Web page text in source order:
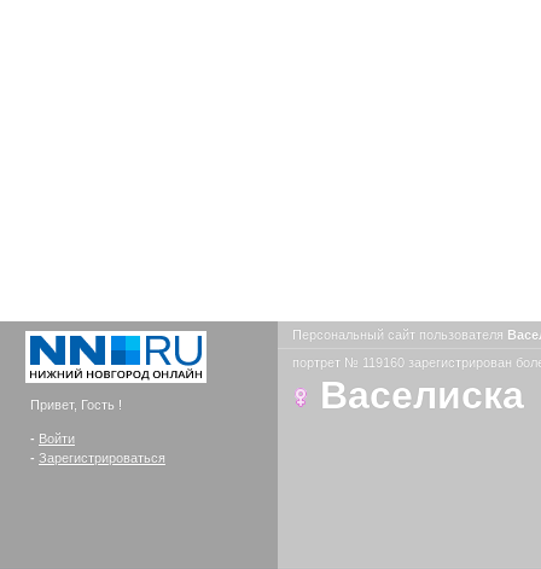
Привет, Гость !
- Войти
- Зарегистрироваться
Персональный сайт пользователя
портрет № 119160 зарегистрирован
Васелиска